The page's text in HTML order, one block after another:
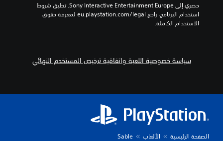
الاستخدام الكاملة.
سياسة خصوصية اللعبة واتفاقية ترخيص المستخدم النهائي
الصفحة الرئيسية الألعاب Sable